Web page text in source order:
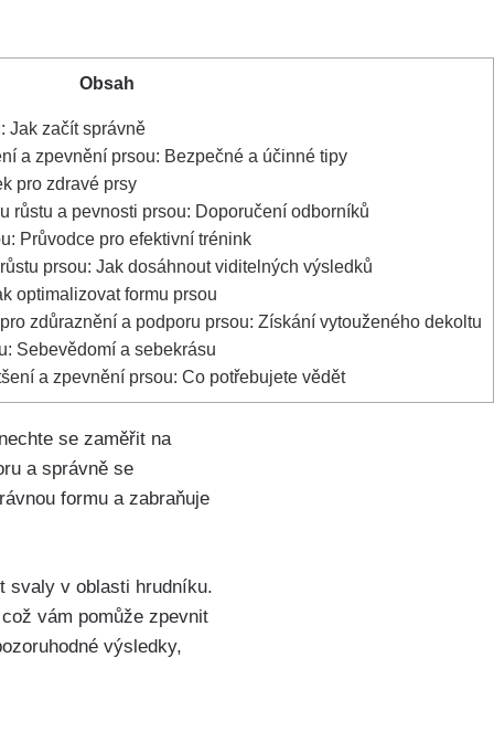
Obsah
Jak začít správně
a zpevnění prsou: Bezpečné a účinné tipy
pro zdravé prsy
růstu a pevnosti prsou: ⁢Doporučení odborníků
‍Průvodce pro ⁢efektivní trénink
prsou: Jak dosáhnout viditelných výsledků
optimalizovat formu prsou
zdůraznění a podporu prsou: Získání vytouženého dekoltu
Sebevědomí a sebekrásu
a zpevnění prsou: Co potřebujete vědět
se zaměřit na
a ⁢správně se
formu ‌a zabraňuje
svaly v oblasti hrudníku.
vám pomůže zpevnit
výsledky,